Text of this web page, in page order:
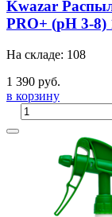
Kwazar
PRO+ (pH 3-
На складе: 108
1 390 руб.
в корзину